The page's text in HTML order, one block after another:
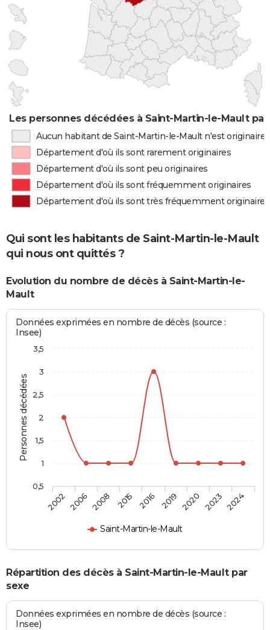
Les personnes décédées à Saint-Martin-le-Mault
Aucun habitant de Saint-Martin-le-Mault n'est originaire
Département d'où ils sont rarement originaires
Département d'où ils sont peu originaires
Département d'où ils sont fréquemment originaires
Département d'où ils sont très fréquemment originaires
Qui sont les habitants de Saint-Martin-le-Mault
qui nous ont quittés ?
Evolution du nombre de décès à Saint-Martin-le-
Mault
Personnes décédées
Données exprimées en nombre de décès (source :
Insee)
Saint-Martin-le-Mault
2002 2006 2008 2015 2016 2019 2020 2023 2024
0,5
1
1,5
2
2,5
3
3,5
Répartition des décès à Saint-Martin-le-Mault par
sexe
Données exprimées en nombre de décès (source :
Insee)